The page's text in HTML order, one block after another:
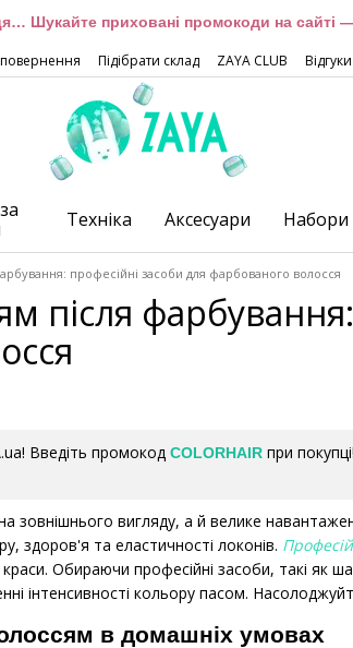
Шукайте приховані промокоди на сайті
Підібрати склад ZAYA CLUB Відгуки
Техніка Аксесуари Набори
професійні засоби для фарбованого волосся
після
Введіть промокод COLORHAIR при
вигляду, а й велике
здоров'я та еластичності локонів.
Обираючи професійні засоби, такі як
інтенсивності кольору пасом.
в домашніх умовах